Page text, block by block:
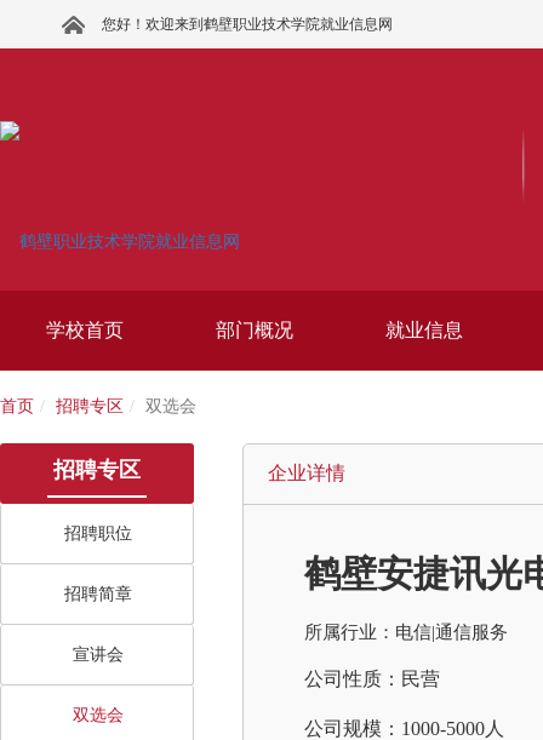
您好！欢迎来到鹤壁职业技术学院就业信息网
学校首页 部门概况 就业信息
首页 招聘专区 双选会
招聘专区
招聘职位
招聘简章
宣讲会
双选会
企业详情
鹤壁安捷讯光
所属行业：电信|通信服务
公司性质：民营
公司规模：1000-5000人